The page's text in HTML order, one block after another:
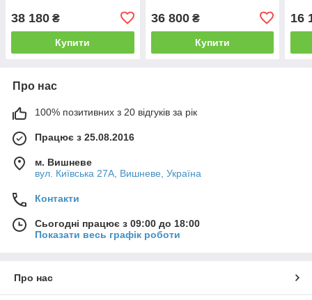
38 180 ₴
Купити
36 800₴
Купити
16
Про нас
100% позитивних з 20 відгуків за рік
Працює з 25.08.2016
м. Вишневе
вул. Київська 27А, Вишневе, Україна
Контакти
Сьогодні працює з 09:00 до 18:00
Показати весь графік роботи
Про нас